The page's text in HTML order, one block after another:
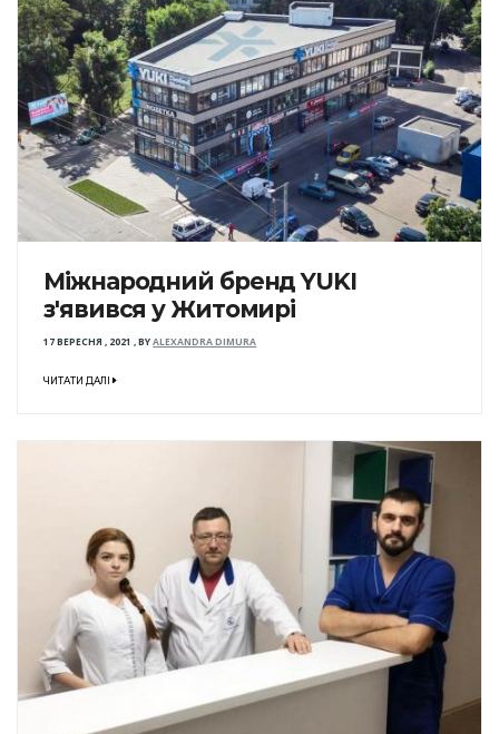
Міжнародний бренд YUKI
з'явився у Житомирі
17 ВЕРЕСНЯ , 2021 ,BYALEXANDRA DIMURA
ЧИТАТИ ДАЛІ